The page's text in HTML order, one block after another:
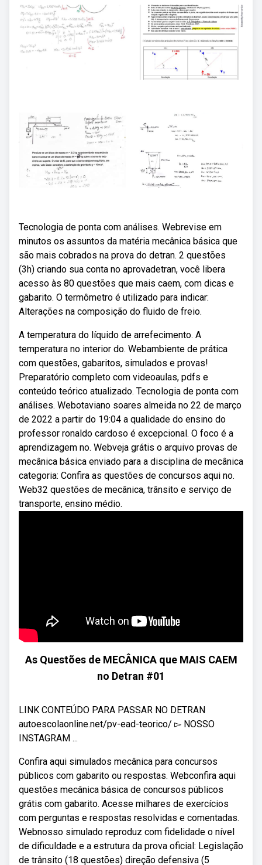
Tecnologia de ponta com análises. Webrevise em
minutos os assuntos da matéria mecânica básica que
são mais cobrados na prova do detran. 2 questões
(3h) criando sua conta no aprovadetran, você libera
acesso às 80 questões que mais caem, com dicas e
gabarito. O termômetro é utilizado para indicar:
Alterações na composição do fluido de freio.
A temperatura do líquido de arrefecimento. A
temperatura no interior do. Webambiente de prática
com questões, gabaritos, simulados e provas!
Preparatório completo com videoaulas, pdfs e
conteúdo teórico atualizado. Tecnologia de ponta com
análises. Webotaviano soares almeida no 22 de março
de 2022 a partir do 19:04 a qualidade do ensino do
professor ronaldo cardoso é excepcional. O foco é a
aprendizagem no. Webveja grátis o arquivo provas de
mecânica básica enviado para a disciplina de mecânica
categoria: Confira as questões de concursos aqui no.
Web32 questões de mecânica, trânsito e serviço de
transporte, ensino médio.
As Questões de MECÂNICA que MAIS CAEM
no Detran #01
LINK CONTEÚDO PARA PASSAR NO DETRAN
autoescolaonline.net/pv-ead-teorico/ ▻ NOSSO
INSTAGRAM ...
Confira aqui simulados mecânica para concursos
públicos com gabarito ou respostas. Webconfira aqui
questões mecânica básica de concursos públicos
grátis com gabarito. Acesse milhares de exercícios
com perguntas e respostas resolvidas e comentadas.
Webnosso simulado reproduz com fidelidade o nível
de dificuldade e a estrutura da prova oficial: Legislação
de trânsito (18 questões) direção defensiva (5